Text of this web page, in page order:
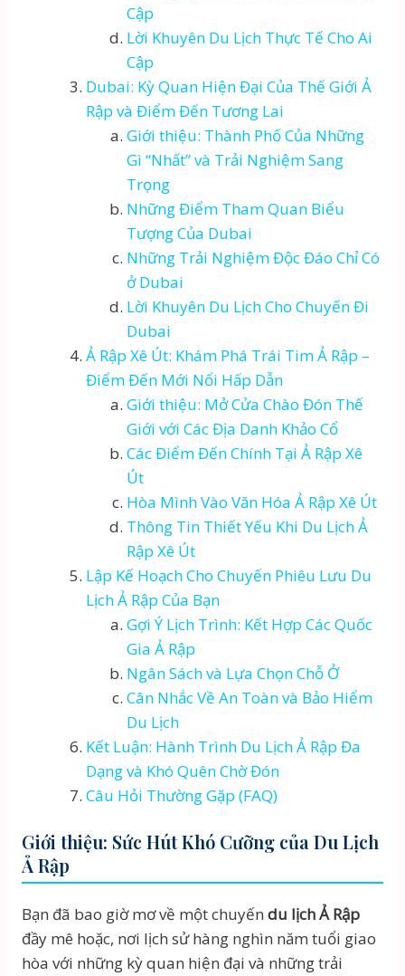
Cập
Lời Khuyên Du Lịch Thực Tế Cho Ai
Cập
Dubai: Kỳ Quan Hiện Đại Của Thế Giới Ả
Rập và Điểm Đến Tương Lai
Giới thiệu: Thành Phố Của Những
Gì “Nhất” và Trải Nghiệm Sang
Trọng
Những Điểm Tham Quan Biểu
Tượng Của Dubai
Những Trải Nghiệm Độc Đáo Chỉ Có
ở Dubai
Lời Khuyên Du Lịch Cho Chuyến Đi
Dubai
Ả Rập Xê Út: Khám Phá Trái Tim Ả Rập –
Điểm Đến Mới Nổi Hấp Dẫn
Giới thiệu: Mở Cửa Chào Đón Thế
Giới với Các Địa Danh Khảo Cổ
Các Điểm Đến Chính Tại Ả Rập Xê
Út
Hòa Mình Vào Văn Hóa Ả Rập Xê Út
Thông Tin Thiết Yếu Khi Du Lịch Ả
Rập Xê Út
Lập Kế Hoạch Cho Chuyến Phiêu Lưu Du
Lịch Ả Rập Của Bạn
Gợi Ý Lịch Trình: Kết Hợp Các Quốc
Gia Ả Rập
Ngân Sách và Lựa Chọn Chỗ Ở
Cân Nhắc Về An Toàn và Bảo Hiểm
Du Lịch
Kết Luận: Hành Trình Du Lịch Ả Rập Đa
Dạng và Khó Quên Chờ Đón
Câu Hỏi Thường Gặp (FAQ)
Giới thiệu: Sức Hút Khó Cưỡng của Du Lịch
Ả Rập
Bạn đã bao giờ mơ về một chuyến du lịch Ả Rập
đầy mê hoặc, nơi lịch sử hàng nghìn năm tuổi giao
hòa với những kỳ quan hiện đại và những trải